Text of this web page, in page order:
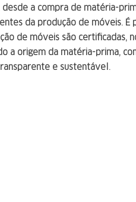
desde a compra de matéria-
da produção de móveis. É
de móveis são certificadas,
a origem da matéria-prima,
e sustentável.